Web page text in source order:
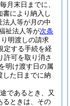
月末日までに、
書により納入し
法人等が月の中
祉法人等が次条
明渡しの請求
定する手続を経
許可を取り消さ
明け渡す日の属
した日までに納
であるとき、又
るときは、その